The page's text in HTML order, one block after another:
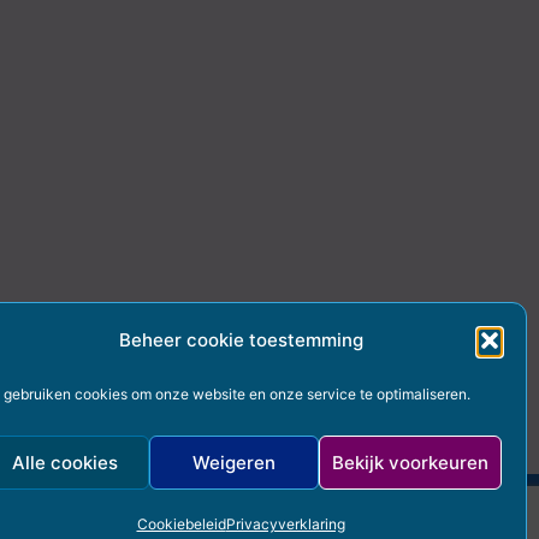
Beheer cookie toestemming
gebruiken cookies om onze website en onze service te optimaliseren.
Alle cookies Weigeren Bekijk voorkeuren
CookiebeleidPrivacyverklaring